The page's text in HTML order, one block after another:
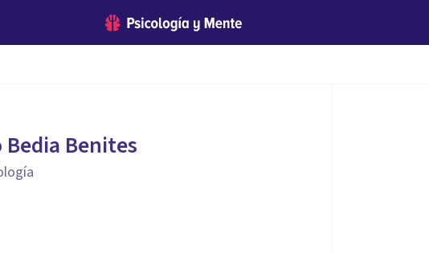
Bedia Benites